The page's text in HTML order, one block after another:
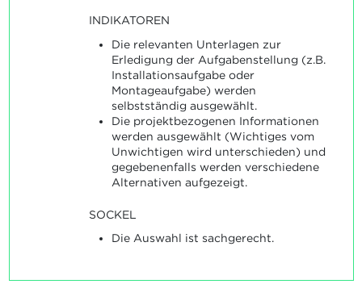
INDIKATOREN
Die relevanten Unterlagen zur
Erledigung der Aufgabenstellung (z.B.
Installationsaufgabe oder
Montageaufgabe) werden
selbstständig ausgewählt.
Die projektbezogenen Informationen
werden ausgewählt (Wichtiges vom
Unwichtigen wird unterschieden) und
gegebenenfalls werden verschiedene
Alternativen aufgezeigt.
SOCKEL
Die Auswahl ist sachgerecht.